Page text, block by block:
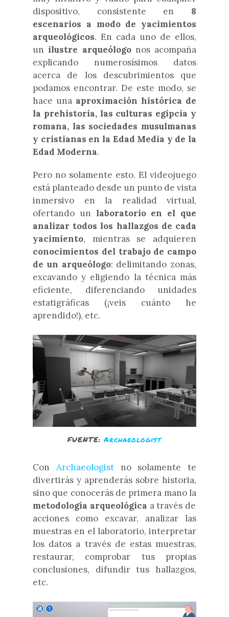
dispositivo, consistente en 8
escenarios a modo de yacimientos
arqueológicos. En cada uno de ellos,
un ilustre arqueólogonos acompaña
explicando numerosísimos datos
acerca de los descubrimientos que
podamos encontrar. De este modo, se
hace una aproximación histórica de
la prehistoria, las culturas egipcia y
romana, las sociedades musulmanas
y cristianas en la Edad Media y de la
Edad Moderna.
Pero no solamente esto. El videojuego
está planteado desde un punto de vista
inmersivo en la realidad virtual,
ofertando un laboratorio en el que
analizar todos los hallazgos de cada
yacimiento, mientras se adquieren
conocimientos del trabajo de campo
de un arqueólogo: delimitando zonas,
excavando y eligiendo la técnica más
eficiente, diferenciando unidades
estatigráficas (¡veis cuánto he
aprendido!), etc.
FUENTE:Archaeologist
Con Archaeologistno solamente te
divertirás y aprenderás sobre historia,
sino que conocerás de primera mano la
metodología arqueológica a través de
acciones como excavar, analizar las
muestras en el laboratorio, interpretar
los datos a través de estas muestras,
restaurar, comprobar tus propias
conclusiones, difundir tus hallazgos,
etc.